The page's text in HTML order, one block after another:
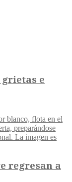
grietas e
regresan a